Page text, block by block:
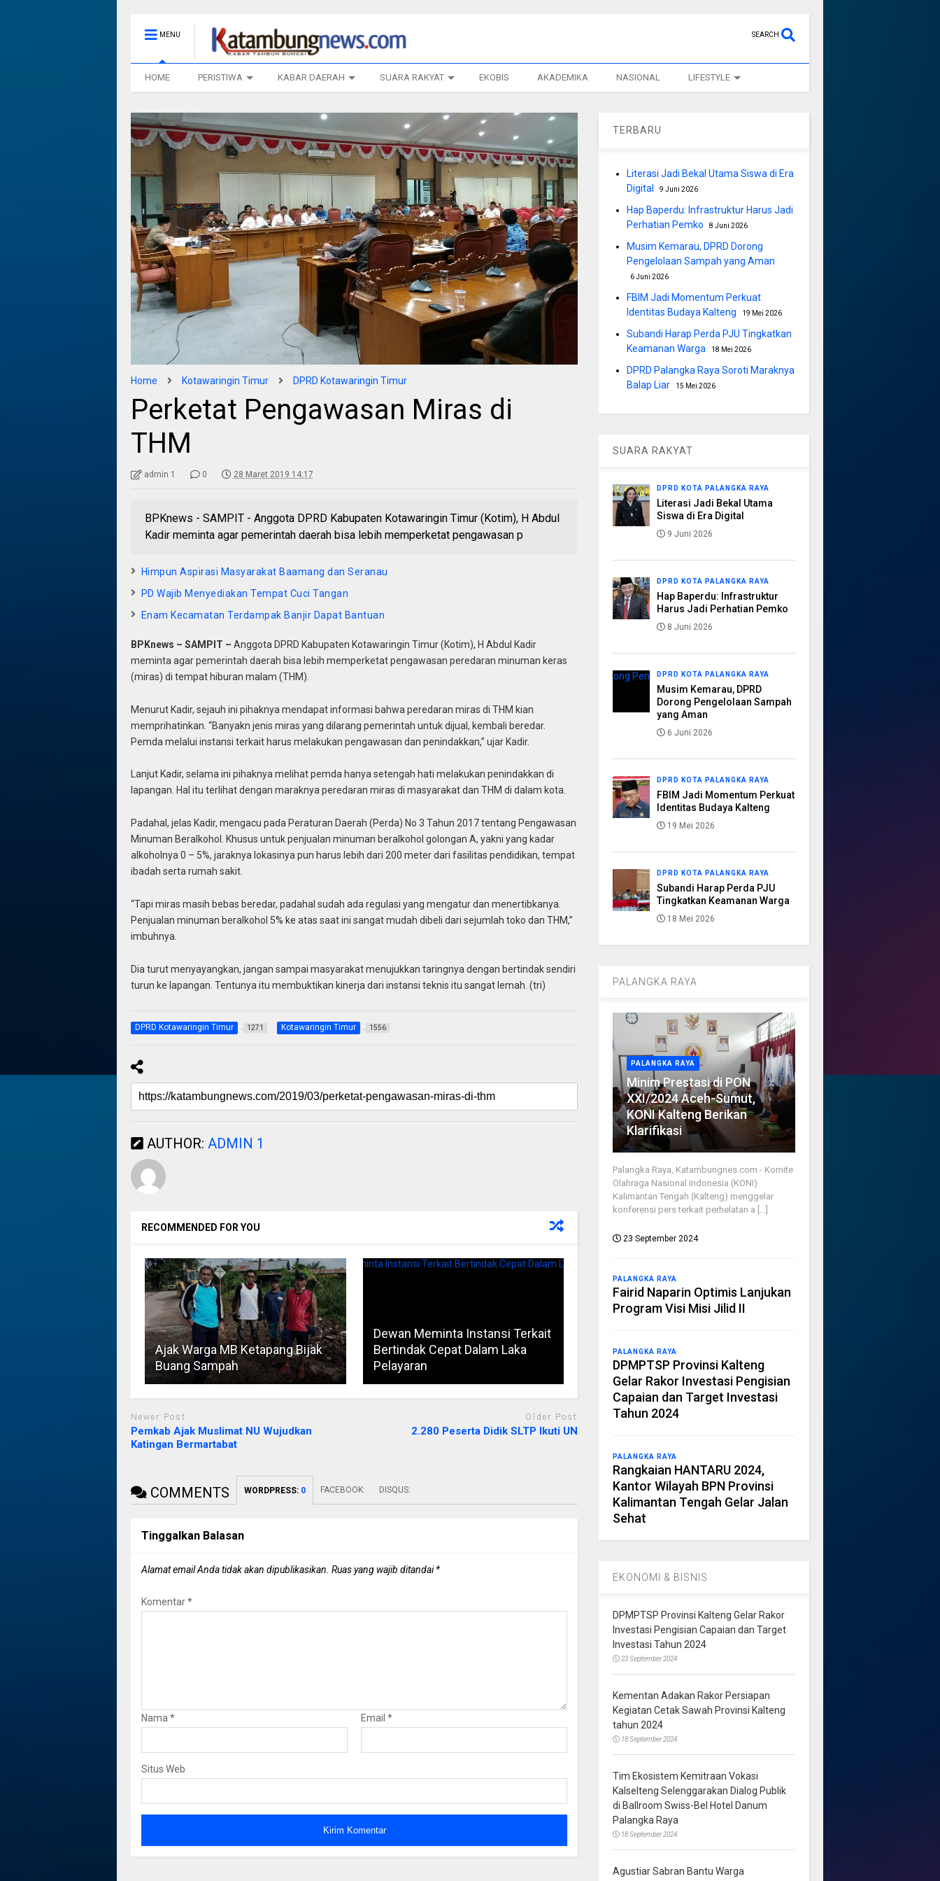
MENU SEARCH
HOME PERISTIWA KABAR DAERAH SUARA RAKYAT EKOBIS AKADEMIKA NASIONAL LIFESTYLE
Home Kotawaringin Timur DPRD Kotawaringin Timur
Perketat Pengawasan Miras di
THM
admin 1 0 28 Maret 2019 14:17
BPKnews - SAMPIT - Anggota DPRD Kabupaten Kotawaringin Timur (Kotim), H Abdul
Kadir meminta agar pemerintah daerah bisa lebih memperketat pengawasan p
Himpun Aspirasi Masyarakat Baamang dan Seranau
PD Wajib Menyediakan Tempat Cuci Tangan
Enam Kecamatan Terdampak Banjir Dapat Bantuan
BPKnews – SAMPIT – Anggota DPRD Kabupaten Kotawaringin Timur (Kotim), H Abdul Kadir
meminta agar pemerintah daerah bisa lebih memperketat pengawasan peredaran minuman keras
(miras) di tempat hiburan malam (THM).
Menurut Kadir, sejauh ini pihaknya mendapat informasi bahwa peredaran miras di THM kian
memprihatinkan. “Banyakn jenis miras yang dilarang pemerintah untuk dijual, kembali beredar.
Pemda melalui instansi terkait harus melakukan pengawasan dan penindakkan,” ujar Kadir.
Lanjut Kadir, selama ini pihaknya melihat pemda hanya setengah hati melakukan penindakkan di
lapangan. Hal itu terlihat dengan maraknya peredaran miras di masyarakat dan THM di dalam kota.
Padahal, jelas Kadir, mengacu pada Peraturan Daerah (Perda) No 3 Tahun 2017 tentang Pengawasan
Minuman Beralkohol. Khusus untuk penjualan minuman beralkohol golongan A, yakni yang kadar
alkoholnya 0 – 5%, jaraknya lokasinya pun harus lebih dari 200 meter dari fasilitas pendidikan, tempat
ibadah serta rumah sakit.
“Tapi miras masih bebas beredar, padahal sudah ada regulasi yang mengatur dan menertibkanya.
Penjualan minuman beralkohol 5% ke atas saat ini sangat mudah dibeli dari sejumlah toko dan THM,”
imbuhnya.
Dia turut menyayangkan, jangan sampai masyarakat menujukkan taringnya dengan bertindak sendiri
turun ke lapangan. Tentunya itu membuktikan kinerja dari instansi teknis itu sangat lemah. (tri)
DPRD Kotawaringin Timur 1271 Kotawaringin Timur 1556
AUTHOR: ADMIN 1
RECOMMENDED FOR YOU
Ajak Warga MB Ketapang Bijak
Buang Sampah
Dewan Meminta Instansi Terkait
Bertindak Cepat Dalam Laka
Pelayaran
Newer Post
Pemkab Ajak Muslimat NU Wujudkan
Katingan Bermartabat
Older Post
2.280 Peserta Didik SLTP Ikuti UN
COMMENTS WORDPRESS: 0 FACEBOOK: DISQUS:
Tinggalkan Balasan
Alamat email Anda tidak akan dipublikasikan. Ruas yang wajib ditandai*
Komentar*
Nama* Email *
Situs Web
TERBARU
Literasi Jadi Bekal Utama Siswa di Era
Digital
9 Juni 2026
Hap Baperdu: Infrastruktur Harus Jadi
Perhatian Pemko
8 Juni 2026
Musim Kemarau, DPRD Dorong
Pengelolaan Sampah yang Aman
6 Juni 2026
FBIM Jadi Momentum Perkuat
Identitas Budaya Kalteng
19 Mei 2026
Subandi Harap Perda PJU Tingkatkan
Keamanan Warga
18 Mei 2026
DPRD Palangka Raya Soroti Maraknya
Balap Liar
15 Mei 2026
SUARA RAKYAT
DPRD KOTA PALANGKA RAYA
Literasi Jadi Bekal Utama
Siswa di Era Digital
9 Juni 2026
DPRD KOTA PALANGKA RAYA
Hap Baperdu: Infrastruktur
Harus Jadi Perhatian Pemko
8 Juni 2026
DPRD KOTA PALANGKA RAYA
Musim Kemarau, DPRD
Dorong Pengelolaan Sampah
yang Aman
6 Juni 2026
DPRD KOTA PALANGKA RAYA
FBIM Jadi Momentum Perkuat
Identitas Budaya Kalteng
19 Mei 2026
DPRD KOTA PALANGKA RAYA
Subandi Harap Perda PJU
Tingkatkan Keamanan Warga
18 Mei 2026
PALANGKA RAYA
PALANGKA RAYA
Minim Prestasi di PON
XXI/2024 Aceh-Sumut,
KONI Kalteng Berikan
Klarifikasi
Palangka Raya, Katambungnes.com - Komite
Olahraga Nasional Indonesia (KONI)
Kalimantan Tengah (Kalteng) menggelar
konferensi pers terkait perhelatan a [...]
23 September 2024
PALANGKA RAYA
Fairid Naparin Optimis Lanjukan
Program Visi Misi Jilid II
PALANGKA RAYA
DPMPTSP Provinsi Kalteng
Gelar Rakor Investasi Pengisian
Capaian dan Target Investasi
Tahun 2024
PALANGKA RAYA
Rangkaian HANTARU 2024,
Kantor Wilayah BPN Provinsi
Kalimantan Tengah Gelar Jalan
Sehat
EKONOMI & BISNIS
DPMPTSP Provinsi Kalteng Gelar Rakor
Investasi Pengisian Capaian dan Target
Investasi Tahun 2024
23 September 2024
Kementan Adakan Rakor Persiapan
Kegiatan Cetak Sawah Provinsi Kalteng
tahun 2024
18 September 2024
Tim Ekosistem Kemitraan Vokasi
Kalselteng Selenggarakan Dialog Publik
di Ballroom Swiss-Bel Hotel Danum
Palangka Raya
18 September 2024
Agustiar Sabran Bantu Warga